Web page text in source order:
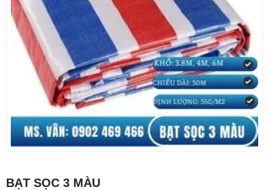
BẠT SỌC 3 MÀU